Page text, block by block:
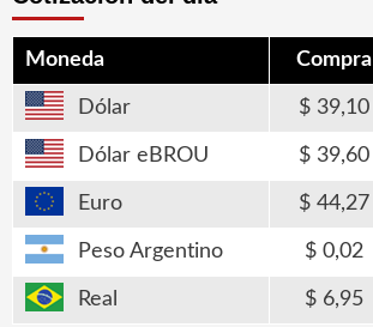
Moneda Compra
Dólar 39,10
Dólar eBROU 39,60
Euro 44,27
Peso Argentino 0,02
Real 6,95